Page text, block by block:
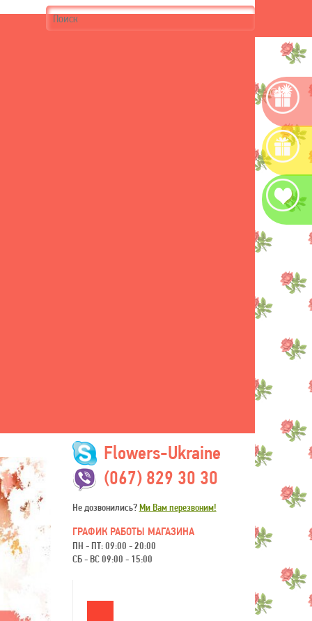
Flowers-Ukraine
(067) 829 30 30
Не дозвонились?Ми Вам перезвоним!
ГРАФИК РАБОТЫ МАГАЗИНА
ПН - ПТ: 09:00 - 20:00
СБ - ВС 09:00 - 15:00